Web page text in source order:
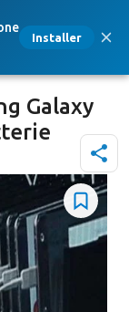
Installer
Galaxy